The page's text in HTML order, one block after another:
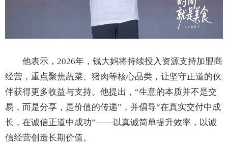
他表示，2026年，钱大妈将持续投入资源支持加盟商
经营，重点聚焦蔬菜、猪肉等核心品类，让坚守正道的伙
伴获得更多收益与支持。他提出，“生意的本质并不是交
易，而是分享，是价值的传递”，并倡导“在真实交付中成
长，在诚信正道中成功”——以真诚简单提升效率，以诚
信经营创造长期价值。